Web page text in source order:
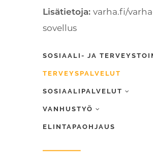
Lisätietoja: varha.fi/
sovellus
SOSIAALI- JA
TERVEYSPALVELUT
SOSIAALIPALVELUT
VANHUSTYÖ
ELINTAPAOHJAUS